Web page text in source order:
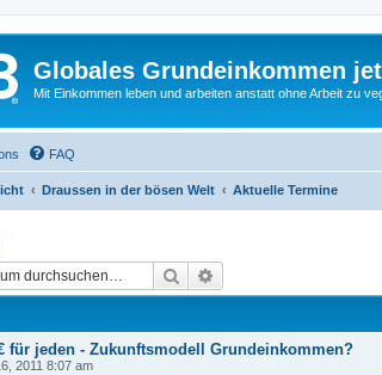
Globales Grundeinkommen
Mit Einkommen leben und arbeiten anstatt ohne Arbeit zu
FAQ
Draussen in der bösen Welt Aktuelle Termine
Suche
für jeden - Zukunftsmodell Grundeinkommen?
2011 8:07 am